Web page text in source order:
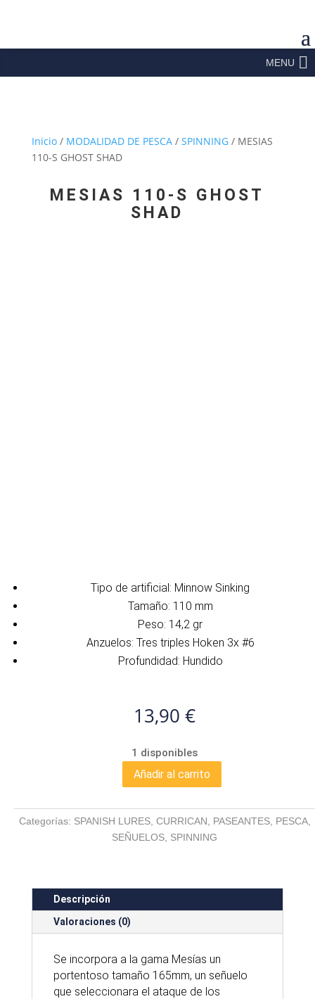
MENU
Inicio/ MODALIDAD DE PESCA/ SPINNING/ MESIAS
110-S GHOST SHAD
MESIAS 110-S GHOST
SHAD
Tipo de artificial: Minnow Sinking
Tamaño: 110 mm
Peso: 14,2 gr
Anzuelos: Tres triples Hoken 3x #6
Profundidad: Hundido
13,90 €
1 disponibles
MESIAS
S
GHOST
Añadir al carrito
Categorías: SPANISH LURES, CURRICAN PASEANTES, PESCA,
SEÑUELOS SPINNING
Descripción
Valoraciones (0)
Se incorpora a la gama Mesías un
portentoso tamaño 165mm, un señuelo
que seleccionara el ataque de los